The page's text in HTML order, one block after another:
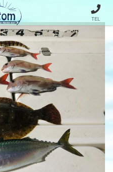
TEL